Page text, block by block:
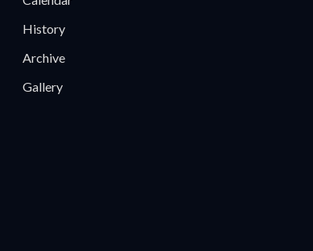
History
Archive
Gallery